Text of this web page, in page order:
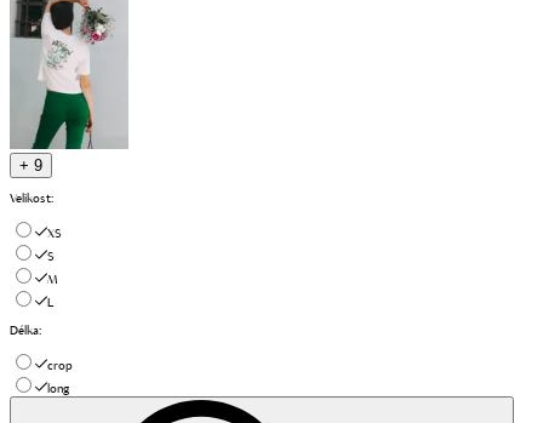
+ 9
Velikost:
XS
S
M
L
Délka:
crop
long